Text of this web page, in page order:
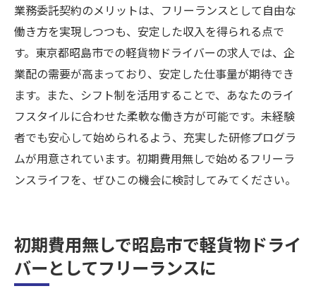
業務委託契約のメリットは、フリーランスとして自由な
働き方を実現しつつも、安定した収入を得られる点で
す。東京都昭島市での軽貨物ドライバーの求人では、企
業配の需要が高まっており、安定した仕事量が期待でき
ます。また、シフト制を活用することで、あなたのライ
フスタイルに合わせた柔軟な働き方が可能です。未経験
者でも安心して始められるよう、充実した研修プログラ
ムが用意されています。初期費用無しで始めるフリーラ
ンスライフを、ぜひこの機会に検討してみてください。
初期費用無しで昭島市で軽貨物ドライ
バーとしてフリーランスに